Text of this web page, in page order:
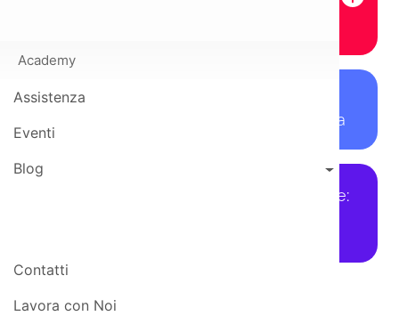
Academy
Assistenza
Eventi
Blog
Contatti
Lavora con Noi
Documento di Valutazione dei Rischi
per le Lavoratrici in Stato di Gravidanza
Piano per la Gestione delle Emergenze: